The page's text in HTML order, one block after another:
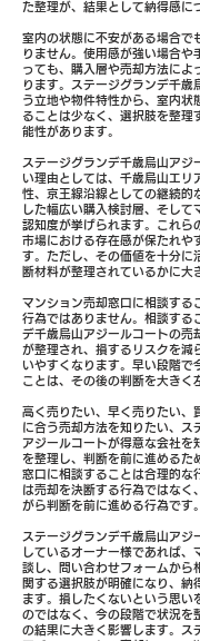
た整理が、結果として納得感に
室内の状態に不安がある場合で
りません。使用感が強い場合や
っても、購入層や売却方法によ
ります。ステージグランデ千歳
う立地や物件特性から、室内状
ることは少なく、選択肢を整理
能性があります。
ステージグランデ千歳烏山アジ
い理由としては、千歳烏山エリ
性、京王線沿線としての継続的
した幅広い購入検討層、そして
認知度が挙げられます。これら
市場における存在感が保たれや
す。ただし、その価値を十分に
断材料が整理されているかに大
マンション売却窓口に相談する
行為ではありません。相談する
デ千歳烏山アジールコートの売
が整理され、損するリスクを減
いやすくなります。早い段階で
ことは、その後の判断を大きく
高く売りたい、早く売りたい、
に合う売却方法を知りたい、ス
アジールコートが得意な会社を
を整理し、判断を前に進めるた
窓口に相談することは合理的な
は売却を決断する行為ではなく
がら判断を前に進める行為です。
ステージグランデ千歳烏山アジ
しているオーナー様であれば、
談し、問い合わせフォームから
関する選択肢が明確になり、納
ます。損したくないという思い
のではなく、今の段階で状況を
の結果に大きく影響します。ス